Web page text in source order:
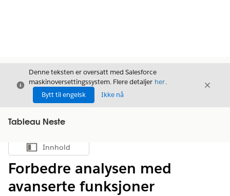
Avslutt
Denne teksten er oversatt med Salesforce
maskinoversettingssystem. Flere detaljer her.
Bytt til engelsk
Ikke nå
Avslutt
Tableau Neste
Vis innholdsfortegnelse
Innhold
Forbedre analysen med
avanserte funksjoner